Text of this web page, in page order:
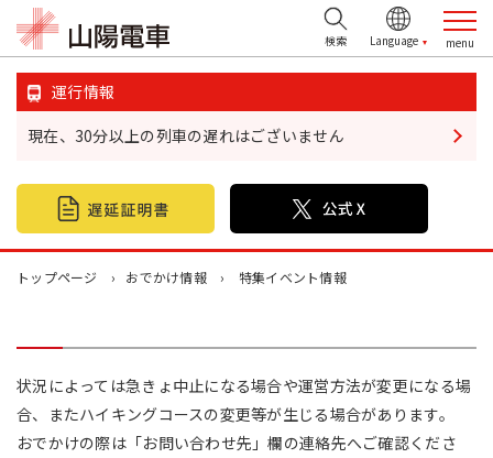
運行情報
現在、30分以上の列車の遅れはございません
トップページ おでかけ情報 特集イベント情報
状況によっては急きょ中止になる場合や運営方法が変更になる場
合、またハイキングコースの変更等が生じる場合があります。
おでかけの際は「お問い合わせ先」欄の連絡先へご確認くださ
検索
おでかけ情報
不動産情報
山陽電鉄グループ
お問い合わせ